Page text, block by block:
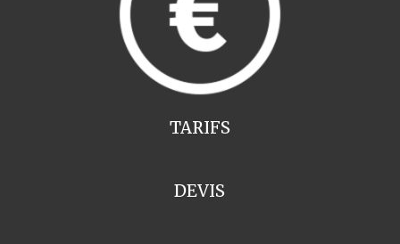
TARIFS
DEVIS